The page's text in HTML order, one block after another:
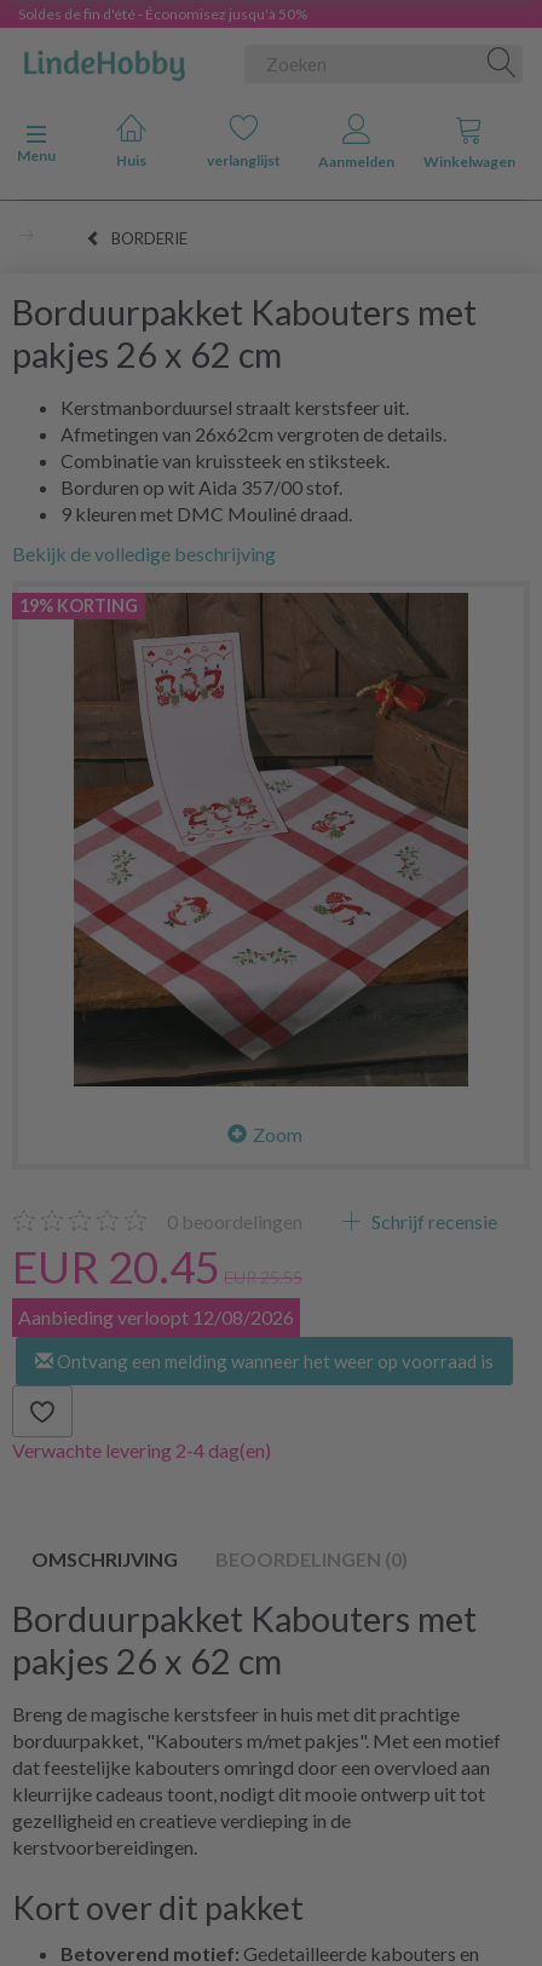
Soldes de fin d'été - Économisez jusqu'à 50%
Navigatie in-/uitschakelen
Menu
Huis verlanglijst Aanmelden Winkelwagen
BORDERIE
Borduurpakket Kabouters met
pakjes 26 x 62 cm
Kerstmanborduursel straalt kerstsfeer uit.
Afmetingen van 26x62cm vergroten de details.
Combinatie van kruissteek en stiksteek.
Borduren op wit Aida 357/00 stof.
9 kleuren met DMC Mouliné draad.
Bekijk de volledige beschrijving
19% KORTING
Zoom
0 beoordelingen Schrijf recensie
EUR 20.45 EUR 25.55
Aanbieding verloopt 12/08/2026
Ontvang een melding wanneer het weer op voorraad is
Verwachte levering 2-4 dag(en)
OMSCHRIJVING BEOORDELINGEN (0)
Borduurpakket Kabouters met
pakjes 26 x 62 cm
Breng de magische kerstsfeer in huis met dit prachtige
borduurpakket, "Kabouters m/met pakjes". Met een motief
dat feestelijke kabouters omringd door een overvloed aan
kleurrijke cadeaus toont, nodigt dit mooie ontwerp uit tot
gezelligheid en creatieve verdieping in de
kerstvoorbereidingen.
Kort over dit pakket
Betoverend motief: Gedetailleerde kabouters en